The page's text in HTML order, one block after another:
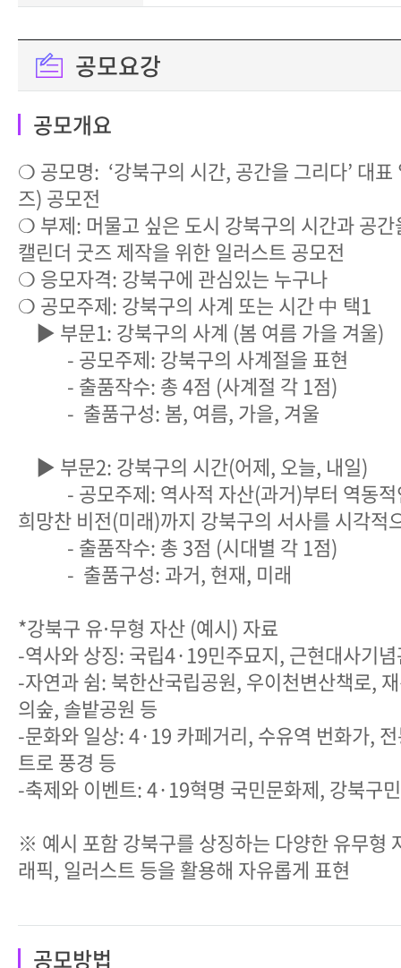
공모요강
공모개요
❍ 공모명: ‘강북구의 시간, 공간을 그리다’ 대
즈) 공모전
❍ 부제: 머물고 싶은 도시 강북구의 시간과 공
캘린더 굿즈 제작을 위한 일러스트 공모전
❍ 응모자격: 강북구에 관심있는 누구나
❍ 공모주제: 강북구의 사계 또는 시간 中 택1
▶ 부문1: 강북구의 사계 (봄 여름 가을 겨울)
- 공모주제: 강북구의 사계절을 표현
- 출품작수: 총 4점 (사계절 각 1점)
- 출품구성: 봄, 여름, 가을, 겨울
▶ 부문2: 강북구의 시간(어제, 오늘, 내일)
- 공모주제: 역사적 자산(과거)부터 역동적
희망찬 비전(미래)까지 강북구의 서사를 시각적
- 출품작수: 총 3점 (시대별 각 1점)
- 출품구성: 과거, 현재, 미래
*강북구 유⋅무형 자산 (예시) 자료
-역사와 상징: 국립4·19민주묘지, 근현대사기
-자연과 쉼: 북한산국립공원, 우이천변산책로,
의숲, 솔밭공원 등
-문화와 일상: 4·19 카페거리, 수유역 번화가,
트로 풍경 등
-축제와 이벤트: 4·19혁명 국민문화제, 강북구
※ 예시 포함 강북구를 상징하는 다양한 유무형
래픽, 일러스트 등을 활용해 자유롭게 표현
공모방법